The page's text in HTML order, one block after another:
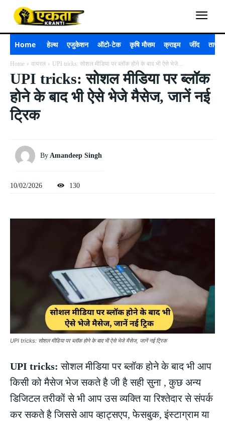
Home हेल्थ एजुकेशन ऑटो-टेक कृषि मौसम क्राइम जींद ताजा
Home वायरल UPI tricks: सोशल मीडिया पर ब्लॉक होने के बाद भी ऐसे भेजे...
UPI tricks: सोशल मीडिया पर ब्लॉक
होने के बाद भी ऐसे भेजे मैसेज, जानें नई
ट्रिक
By Amandeep Singh
10/02/2026 130
UPI tricks: सोशल मीडिया पर ब्लॉक होने के बाद भी ऐसे भेजे मैसेज, जानें नई ट्रिक
UPI tricks: सोशल मीडिया पर ब्लॉक होने के बाद भी आप
किसी को मैसेज भेज सकते है जी है सही सुना , कुछ अन्य
डिजिटल तरीकों से भी आप उस व्यक्ति या रिश्तेदार से संपर्क
कर सकते है जिससे आप व्हाट्सएप, फेसबुक, इंस्टाग्राम या